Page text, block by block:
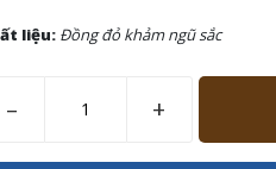
liệu: Đồng đỏ khảm ngũ sắc
– +